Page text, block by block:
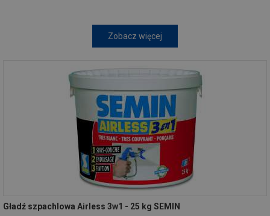
Zobacz więcej
Gładź szpachlowa Airless 3w1 - 25 kg SEMIN